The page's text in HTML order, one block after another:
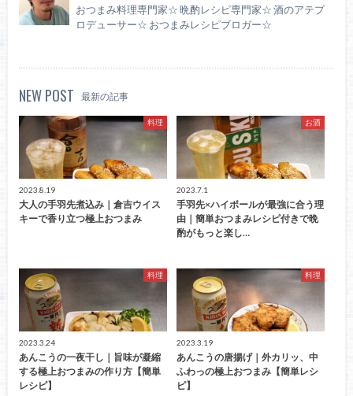
おつまみ料理専門家☆ 晩酌レシピ専門家☆ 酒のアテプ
ロデューサー☆ おつまみレシピブロガー☆
NEW POST 最新の記事
料理
2023.8.19
大人の手羽先煮込み｜倉吉ウイス
キーで香り立つ極上おつまみ
お酒
2023.7.1
手羽先×ハイボールが最強に合う理
由｜簡単おつまみレシピ付きで晩
酌がもっと楽し…
料理
2023.3.24
あんこうの一夜干し｜旨味が凝縮
する極上おつまみの作り方【簡単
レシピ】
料理
2023.3.19
あんこうの唐揚げ｜外カリッ、中
ふわっの極上おつまみ【簡単レシ
ピ】